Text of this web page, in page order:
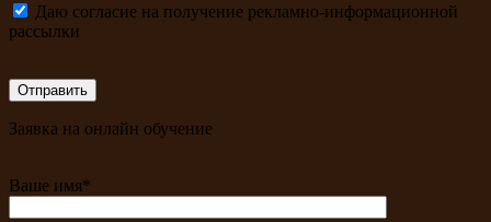
Даю согласие на получение рекламно-информационной
рассылки
Заявка на онлайн обучение
Ваше имя*